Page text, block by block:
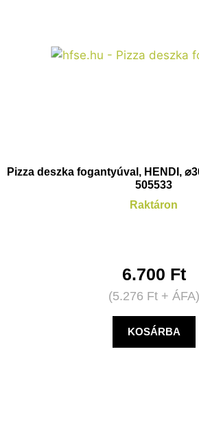
Pizza deszka fogantyúval, HENDI,
505533
Raktáron
6.700 Ft
(5.276 Ft+ ÁFA)
KOSÁRBA